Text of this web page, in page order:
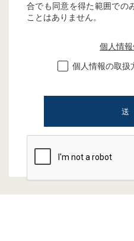
合でも同意を得た範囲での
ことはありません。
個人情
個人情報の取扱